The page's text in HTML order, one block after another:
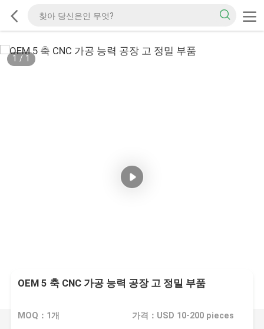
1 / 1
OEM 5 축 CNC 가공 능력 공장 고 정밀 부품
MOQ：1개 가격：USD 10-200 pieces